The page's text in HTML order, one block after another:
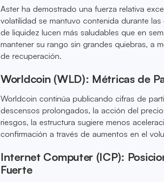
Aster ha demostrado una fuerza relativa
volatilidad se mantuvo contenida durante
de liquidez lucen más saludables que en
mantener su rango sin grandes quiebras, a
de recuperación.
Worldcoin (WLD): Métricas de
Worldcoin continúa publicando cifras de
descensos prolongados, la acción del
riesgos, la estructura sugiere menos
confirmación a través de aumentos en el
Internet Computer (ICP):
Fuerte